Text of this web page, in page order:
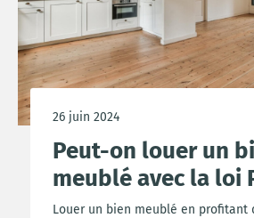
26 juin 2024
Peut-on louer un
meublé avec la loi
Louer un bien meublé en profitant